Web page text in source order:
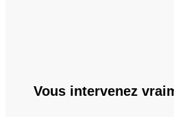
Vous intervenez